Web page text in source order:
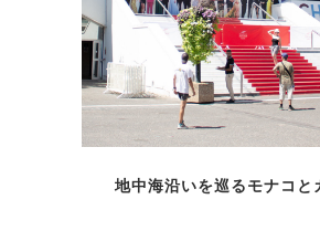
地中海沿いを巡るモナコと